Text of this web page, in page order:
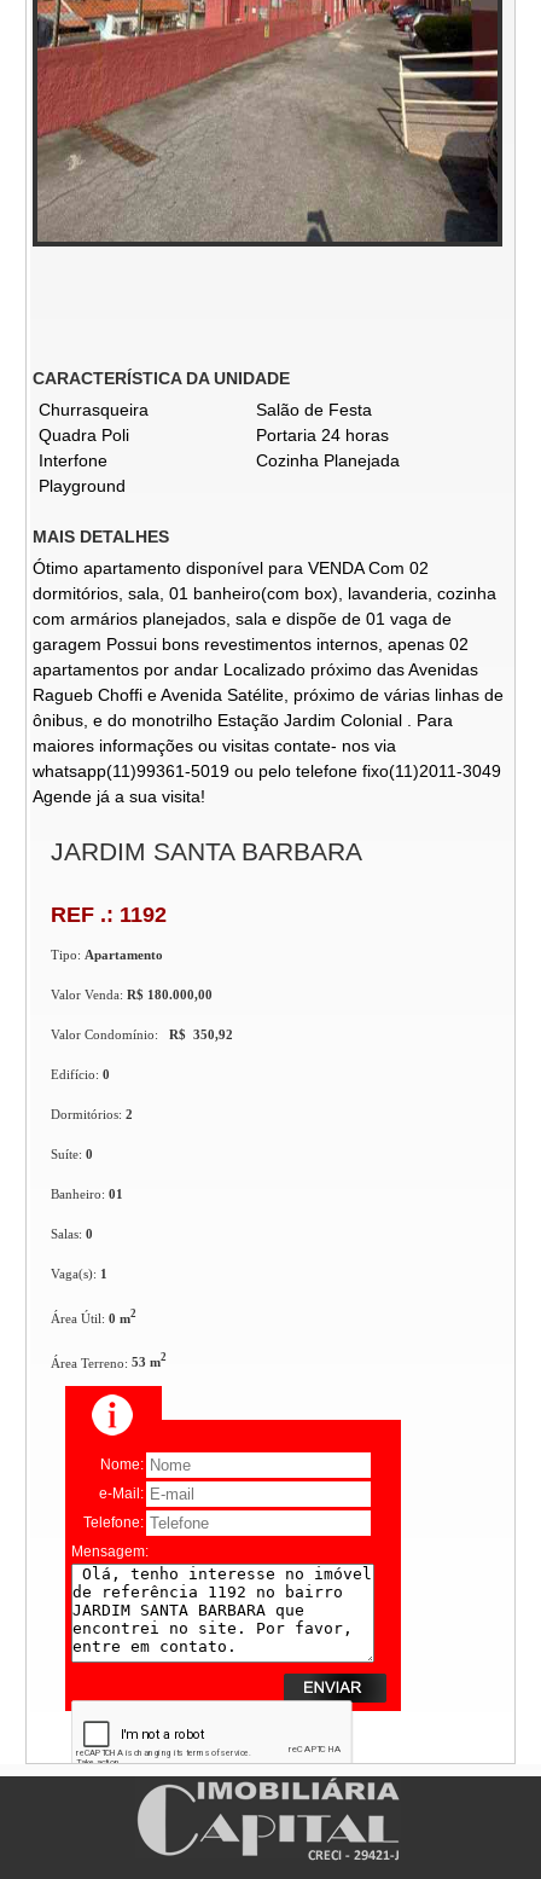
CARACTERÍSTICA DA UNIDADE
Churrasqueira
Salão de Festa
Quadra Poli
Portaria 24 horas
Interfone
Cozinha Planejada
Playground
MAIS DETALHES
Ótimo apartamento disponível para VENDA Com 02
dormitórios, sala, 01 banheiro(com box), lavanderia, cozinha
com armários planejados, sala e dispõe de 01 vaga de
garagem Possui bons revestimentos internos, apenas 02
apartamentos por andar Localizado próximo das Avenidas
Ragueb Choffi e Avenida Satélite, próximo de várias linhas de
ônibus, e do monotrilho Estação Jardim Colonial . Para
maiores informações ou visitas contate- nos via
whatsapp(11)99361-5019 ou pelo telefone fixo(11)2011-3049
Agende já a sua visita!
JARDIM SANTA BARBARA
REF .: 1192
Tipo: Apartamento
Valor Venda:R$ 180.000,00
Valor Condomínio: R$ 350,92
Edifício:0
Dormitórios:2
Suíte:0
Banheiro:01
Salas:0
Vaga(s): 1
Área Útil:0 m2
Área Terreno:53 m2
Nome:
e-Mail:
Telefone:
Mensagem: